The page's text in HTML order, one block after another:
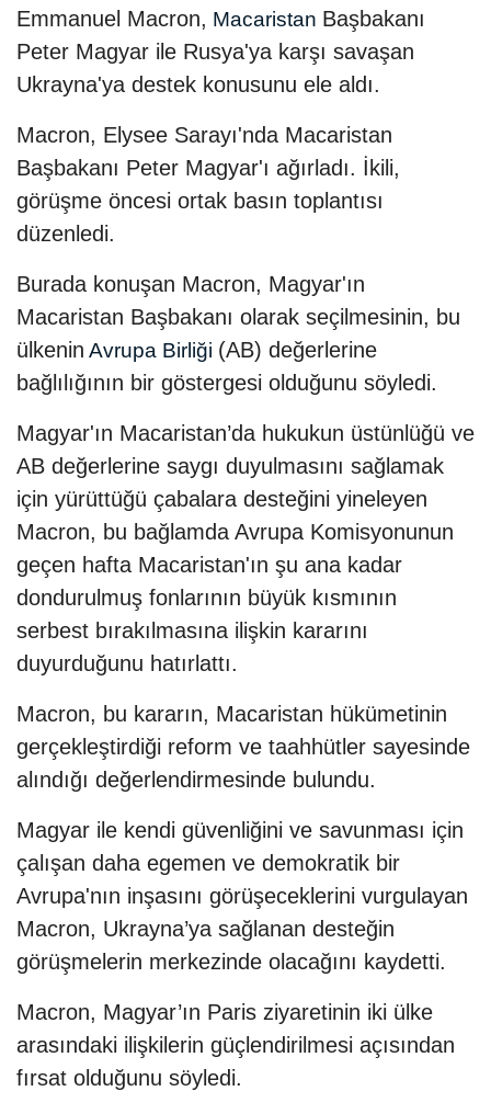
Emmanuel Macron, Macaristan Başbakanı
Peter Magyar ile Rusya'ya karşı savaşan
Ukrayna'ya destek konusunu ele aldı.
Macron, Elysee Sarayı'nda Macaristan
Başbakanı Peter Magyar'ı ağırladı. İkili,
görüşme öncesi ortak basın toplantısı
düzenledi.
Burada konuşan Macron, Magyar'ın
Macaristan Başbakanı olarak seçilmesinin, bu
ülkenin Avrupa Birliği (AB) değerlerine
bağlılığının bir göstergesi olduğunu söyledi.
Magyar'ın Macaristan’da hukukun üstünlüğü ve
AB değerlerine saygı duyulmasını sağlamak
için yürüttüğü çabalara desteğini yineleyen
Macron, bu bağlamda Avrupa Komisyonunun
geçen hafta Macaristan'ın şu ana kadar
dondurulmuş fonlarının büyük kısmının
serbest bırakılmasına ilişkin kararını
duyurduğunu hatırlattı.
Macron, bu kararın, Macaristan hükümetinin
gerçekleştirdiği reform ve taahhütler sayesinde
alındığı değerlendirmesinde bulundu.
Magyar ile kendi güvenliğini ve savunması için
çalışan daha egemen ve demokratik bir
Avrupa'nın inşasını görüşeceklerini vurgulayan
Macron, Ukrayna’ya sağlanan desteğin
görüşmelerin merkezinde olacağını kaydetti.
Macron, Magyar’ın Paris ziyaretinin iki ülke
arasındaki ilişkilerin güçlendirilmesi açısından
fırsat olduğunu söyledi.